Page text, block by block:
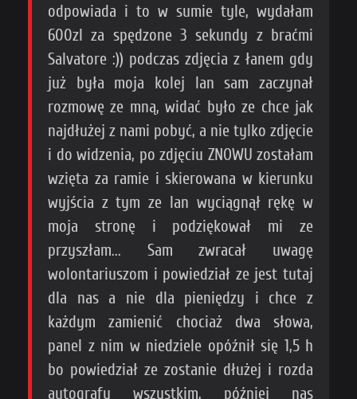
odpowiada i to w sumie tyle, wydałam
600zl za spędzone 3 sekundy z braćmi
Salvatore :)) podczas zdjęcia z łanem gdy
już była moja kolej lan sam zaczynał
rozmowę ze mną, widać było ze chce jak
najdłużej z nami pobyć, a nie tylko zdjęcie
i do widzenia, po zdjęciu ZNOWU zostałam
wzięta za ramie i skierowana w kierunku
wyjścia z tym ze lan wyciągnął rękę w
moja stronę i podziękował mi ze
przyszłam... Sam zwracał uwagę
wolontariuszom i powiedział ze jest tutaj
dla nas a nie dla pieniędzy i chce z
każdym zamienić chociaż dwa słowa,
panel z nim w niedziele opóźnił się 1,5 h
bo powiedział ze zostanie dłużej i rozda
autografy wszystkim, później nas